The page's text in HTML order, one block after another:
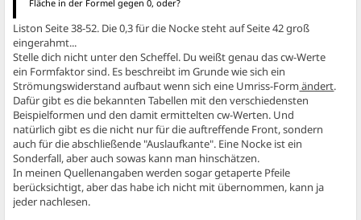
Fläche in der Formel gegen 0, oder?
Liston Seite 38-52. Die 0,3 für die Nocke steht auf Seite 42 groß
eingerahmt...
Stelle dich nicht unter den Scheffel. Du weißt genau das cw-Werte
ein Formfaktor sind. Es beschreibt im Grunde wie sich ein
Strömungswiderstand aufbaut wenn sich eine Umriss-Form ändert.
Dafür gibt es die bekannten Tabellen mit den verschiedensten
Beispielformen und den damit ermittelten cw-Werten. Und
natürlich gibt es die nicht nur für die auftreffende Front, sondern
auch für die abschließende "Auslaufkante". Eine Nocke ist ein
Sonderfall, aber auch sowas kann man hinschätzen.
In meinen Quellenangaben werden sogar getaperte Pfeile
berücksichtigt, aber das habe ich nicht mit übernommen, kann ja
jeder nachlesen.